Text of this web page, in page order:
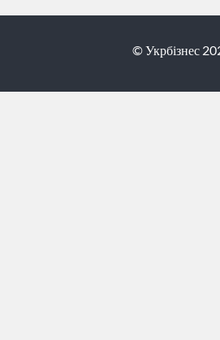
© Укрбізнес